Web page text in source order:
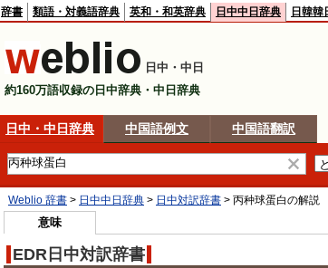
辞書 類語・対義語辞典 英和・和英辞典 日中中日辞典 日韓韓
日中・中日
約160万語収録の日中辞典・中日辞典
日中・中日辞典 中国語例文 中国語翻訳
Weblio 辞書 > 日中中日辞典 > 日中対訳辞書 > 丙种球蛋白の解説
意味
EDR日中対訳辞書